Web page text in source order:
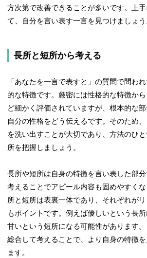
方次第で改善できることが多いです。上
て、自分を言い表す一言を見つけましょう
長所と短所から考える
「あなたを一言で表すと」の質問で問わ
的な特徴です。厳密には性格的な特徴か
ど細かく評価されていますが、根本的な部
自分の性格をどう伝えるです。そのため
を洗い出すことが大切であり、方法のひ
所を把握しましょう。
長所や短所は自身の特徴を言い表した部
考えることでアピール内容も固めやすく
所と短所は表裏一体であり、それぞれが
もポイントです。例えば優しいという長
甘いという短所になる可能性があります
総合して考えることで、より自身の特徴
ます。